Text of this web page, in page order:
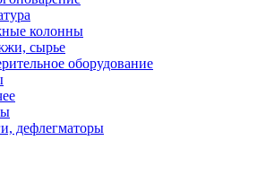
колонны
сырье
оборудование
дефлегматоры